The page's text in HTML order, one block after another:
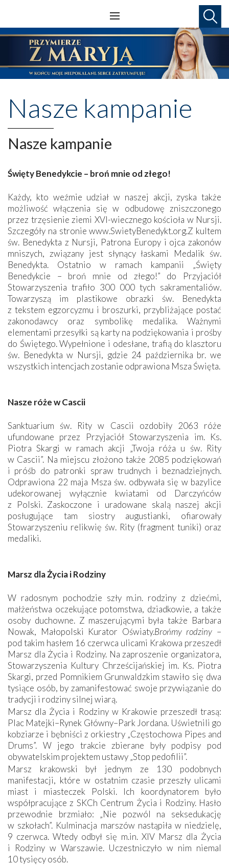
Nasze kampanie
Nasze kampanie
Święty Benedykcie – broń mnie od złego!
Każdy, kto weźmie udział w naszej akcji, zyska także
możliwość włączenia się w odbudowę zniszczonego
przez trzęsienie ziemi XVI-wiecznego kościoła w Nursji.
Szczegóły na stronie www.SwietyBenedykt.org.Z kultem
św. Benedykta z Nursji, Patrona Europy i ojca zakonów
mniszych, związany jest słynący łaskami Medalik św.
Benedykta. Ostatnio w ramach kampanii „Święty
Benedykcie – broń mnie od złego!” do Przyjaciół
Stowarzyszenia trafiło 300 000 tych sakramentaliów.
Towarzyszą im plastikowe obrazki św. Benedykta
z tekstem egzorcyzmu i broszurki, przybliżające postać
zakonodawcy oraz symbolikę medalika. Ważnymi
elementami przesyłki są karty na podziękowania i prośby
do Świętego. Wypełnione i odesłane, trafią do klasztoru
św. Benedykta w Nursji, gdzie 24 października br. we
wszystkich intencjach zostanie odprawiona Msza ­Święta.
Nasze róże w Cascii
Sanktuarium św. Rity w Cascii ozdobiły 2063 róże
ufundowane przez Przyjaciół Stowarzyszenia im. Ks.
Piotra Skargi w ramach akcji „Twoja róża u św. Rity
w Cascii”. Na miejscu złożono także 2085 podziękowań
i próśb do patronki spraw trudnych i beznadziejnych.
Odprawiona 22 maja Msza św. odbywała się w bazylice
udekorowanej wyłącznie kwiatami od Darczyńców
z Polski. Zaskoczone i uradowane skalą naszej akcji
posługujące tam siostry augustianki, ofiarowały
Stowarzyszeniu relikwię św. Rity (fragment tuniki) oraz
medaliki.
Marsz dla Życia i Rodziny
W radosnym pochodzie szły m.in. rodziny z dziećmi,
małżeństwa oczekujące potomstwa, dziadkowie, a także
osoby duchowne. Z maszerującymi była także Barbara
Nowak, Małopolski Kurator Oświaty.Brońmy rodziny –
pod takim hasłem 16 czerwca ulicami Krakowa przeszedł
Marsz dla Życia i Rodziny. Na zaproszenie organizatora,
Stowarzyszenia Kultury Chrześcijańskiej im. Ks. Piotra
Skargi, przed Pomnikiem Grunwaldzkim stawiło się dwa
tysiące osób, by zamanifestować swoje przywiązanie do
tradycji i rodziny silnej wiarą.
Marsz dla Życia i Rodziny w Krakowie przeszedł trasą:
Plac Matejki–Rynek Główny–Park Jordana. Uświetnili go
kobziarze i bębniści z orkiestry „Częstochowa Pipes and
Drums”. W jego trakcie zbierane były podpisy pod
obywatelskim projektem ustawy „Stop pedofilii”.
Marsz krakowski był jednym ze 130 podobnych
manifestacji, które w ostatnim czasie przeszły ulicami
miast i miasteczek Polski. Ich koordynatorem było
współpracujące z SKCh Centrum Życia i Rodziny. Hasło
przewodnie brzmiało: „Nie pozwól na seksedukację
w szkołach”. Kulminacja marszów nastąpiła w niedzielę,
9 czerwca. Wtedy odbył się m.in. XIV Marsz dla Życia
i Rodziny w Warszawie. Uczestniczyło w nim niemal
10 tysięcy osób.